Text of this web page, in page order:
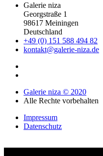
Galerie niza
Georgstraße 1
98617 Meiningen
Deutschland
+49 (0) 151 588 494 82
kontakt@galerie-niza.de
Galerie niza © 2020
Alle Rechte vorbehalten
Impressum
Datenschutz